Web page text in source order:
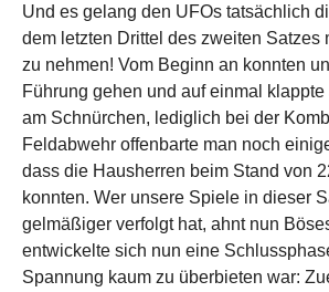
Und es gelang den UFOs tatsächlich
dem letzten Drittel des zweiten Satzes
zu nehmen! Vom Beginn an konnten
Führung gehen und auf einmal
am Schnürchen, lediglich bei der
Feldabwehr offenbarte man noch
dass die Hausherren beim Stand von
konnten. Wer unsere Spiele in dieser
gelmäßiger verfolgt hat, ahnt nun
entwickelte sich nun eine
Spannung kaum zu überbieten war: